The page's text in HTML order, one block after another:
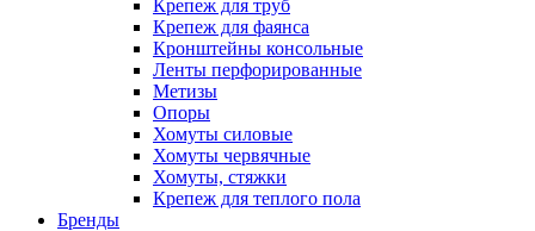
Крепеж для труб
Крепеж для фаянса
Кронштейны консольные
Ленты перфорированные
Метизы
Опоры
Хомуты силовые
Хомуты червячные
Хомуты, стяжки
Крепеж для теплого пола
Бренды